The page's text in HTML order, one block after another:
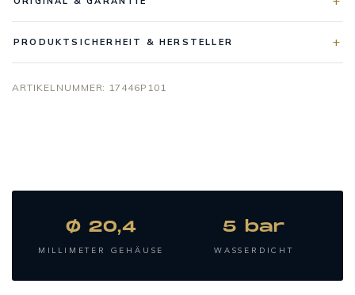
PRODUKTSICHERHEIT & HERSTELLER
ARTIKELNUMMER: 17446P101
Ø 20,4
MILLIMETER GEHÄUSE
5 bar
WASSERDICHT